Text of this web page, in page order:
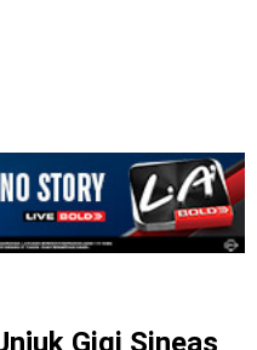
Gigi Sineas